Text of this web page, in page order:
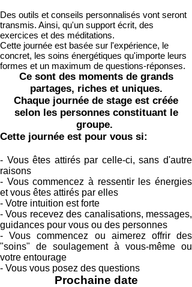
Des outils et conseils personnalisés vont seront
transmis. Ainsi, qu'un support écrit, des
exercices et des méditations.
Cette journée est basée sur l'expérience, le
concret, les soins énergétiques qu'importe leurs
formes et un maximum de questions-réponses.
Ce sont des moments de grands
partages, riches et uniques.
Chaque journée de stage est créée
selon les personnes constituant le
groupe.
Cette journée est pour vous si:
- Vous êtes attiréspar celle-ci, sans d'autre
raisons
- Vous commencez à ressentir les énergies
et vous êtes attirés par elles
- Votre intuition est forte
- Vous recevez des canalisations, messages,
guidances pour vous ou des personnes
- Vous commencez ou aimerez offrir des
"soins" de soulagement à vous-même ou
votre entourage
- Vous vous posez des questions
Prochaine date